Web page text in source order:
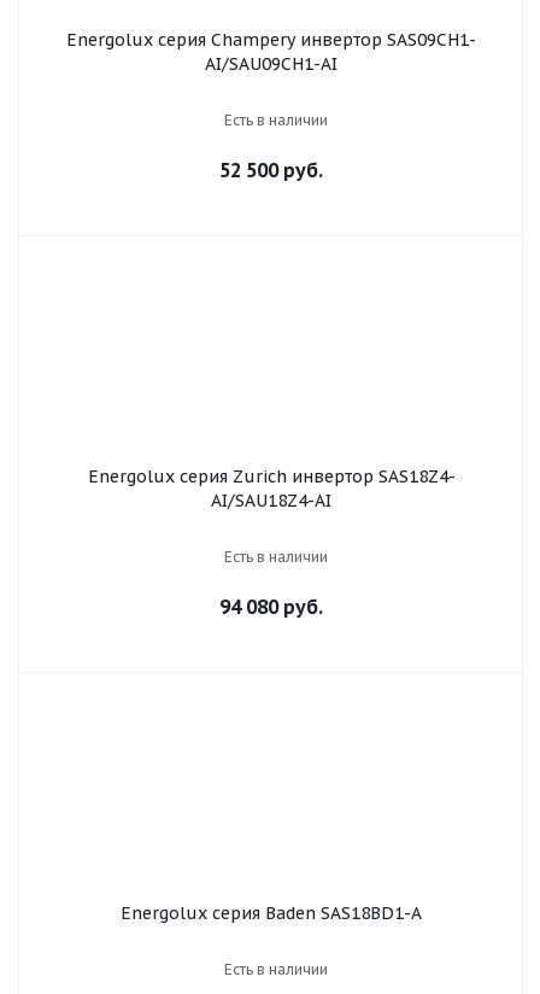
Energolux серия Champery инвертор SAS09CH1-
AI/SAU09CH1-AI
Есть в наличии
52 500 руб.
Energolux серия Zurich инвертор SAS18Z4-
AI/SAU18Z4-AI
Есть в наличии
94 080 руб.
Energolux серия Baden SAS18BD1-A
Есть в наличии